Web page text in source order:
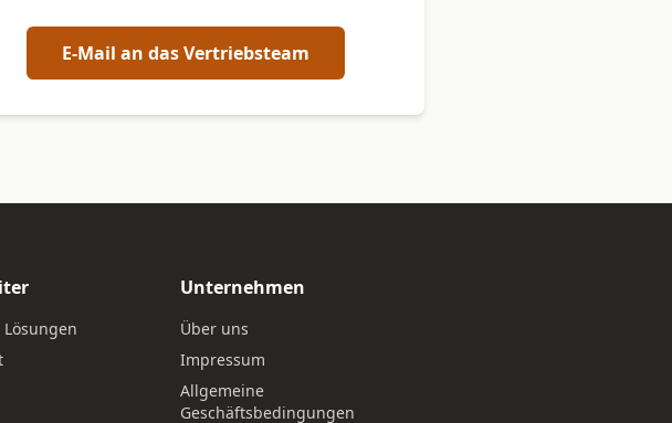
E-Mail an das Vertriebsteam
Lösungen
Unternehmen
Über uns
Impressum
Allgemeine
Geschäftsbedingungen